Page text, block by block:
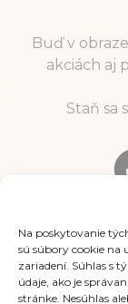
Na poskytovanie
sú súbory cookie na
zariadení. Súhlas s
údaje, ako je
stránke. Nesúhlas
Buď v
akciách aj
Staň sa